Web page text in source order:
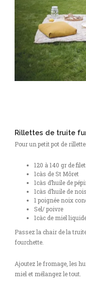
Rillettes de truite
Pour un petit pot de
120 à 140 gr de
1càs de St Môret
1càs d’huile de
1càs d’huile de
1 poignée noix
Sel/ poivre
1càc de miel
Passez la chair de la
fourchette.
Ajoutez le fromage, les
miel et mélangez le tout.